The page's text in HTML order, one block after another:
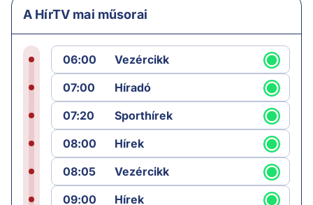
A HírTV mai műsorai
06:00
Vezércikk
07:00
Híradó
07:20
Sporthírek
08:00
Hírek
08:05
Vezércikk
09:00
Hírek